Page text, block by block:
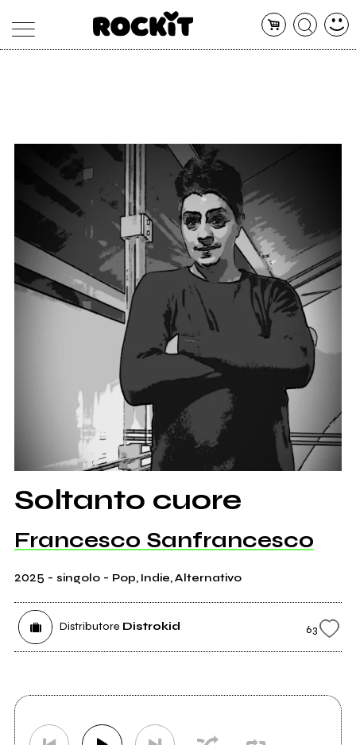
ARTISTI
CONCERTI
SHOP
RADIO
Soltanto cuore
Francesco Sanfrancesco
2025- singolo- Pop, Indie, Alternativo
Distributore Distrokid 63